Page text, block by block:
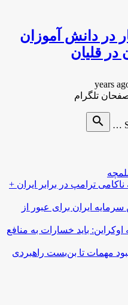
در دانش آموزان
در قلیان
search
ترامپ در برابر ایران +
ایران برای عبور از
باید خسارات به منافع
مهمات تا بن‌بست راهبردی